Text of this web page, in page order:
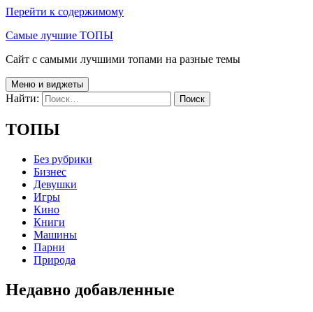
Перейти к содержимому
Самые лучшие ТОПЫ
Сайт с самыми лучшими топами на разные темы
Меню и виджеты
Найти:
ТОПЫ
Без рубрики
Бизнес
Девушки
Игры
Кино
Книги
Машины
Парни
Природа
Недавно добавленные